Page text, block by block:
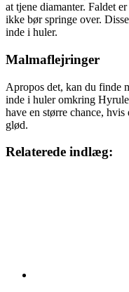
at tjene diamanter. Faldet
ikke bør springe over.
inde i huler.
Malmaflejringer
Apropos det, kan du finde
inde i huler omkring
have en større chance,
glød.
Relaterede indlæg: